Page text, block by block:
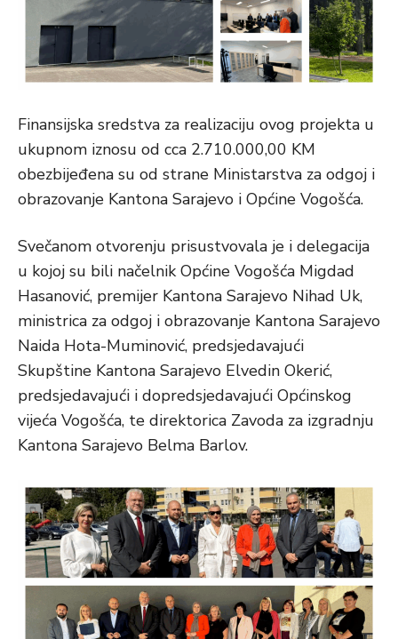
Finansijska sredstva za realizaciju ovog projekta u
ukupnom iznosu od cca 2.710.000,00 KM
obezbijeđena su od strane Ministarstva za odgoj i
obrazovanje Kantona Sarajevo i Općine Vogošća.
Svečanom otvorenju prisustvovala je i delegacija
u kojoj su bili načelnik Općine Vogošća Migdad
Hasanović, premijer Kantona Sarajevo Nihad Uk,
ministrica za odgoj i obrazovanje Kantona Sarajevo
Naida Hota-Muminović, predsjedavajući
Skupštine Kantona Sarajevo Elvedin Okerić,
predsjedavajući i dopredsjedavajući Općinskog
vijeća Vogošća, te direktorica Zavoda za izgradnju
Kantona Sarajevo Belma Barlov.